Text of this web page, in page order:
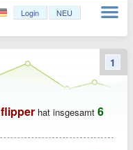
Login NEU
flipper hat insgesamt 6
1